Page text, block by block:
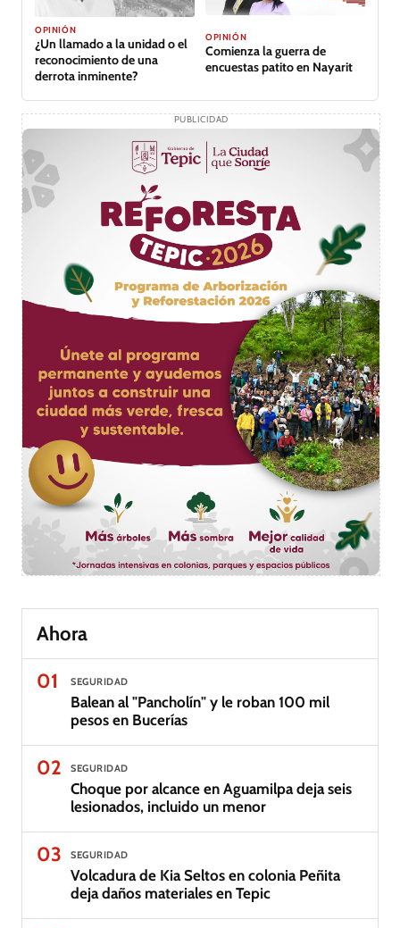
OPINIÓN
¿Un llamado a la unidad o el
reconocimiento de una
derrota inminente?
OPINIÓN
Comienza la guerra de
encuestas patito en Nayarit
PUBLICIDAD
Ahora
01
SEGURIDAD
Balean al "Pancholín" y le roban 100 mil
pesos en Bucerías
02 SEGURIDAD
Choque por alcance en Aguamilpa deja seis
lesionados, incluido un menor
03 SEGURIDAD
Volcadura de Kia Seltos en colonia Peñita
deja daños materiales en Tepic